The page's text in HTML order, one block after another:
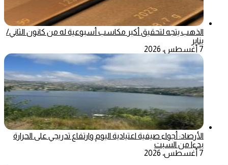
الذهب يتجه لتحقيق أكبر مكاسب أسبوعية له من كانون الثاني/
يناير
7 أغسطس، 2026
الأرصاد: أجواء صيفية اعتيادية اليوم وارتفاع تدريجي على الحرارة
بدءا من السبت
7 أغسطس، 2026